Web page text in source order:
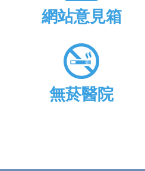
網站意見箱
無菸醫院